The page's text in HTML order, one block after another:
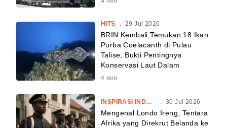
HITS . 29 Jul 2026
BRIN Kembali Temukan 18 Ikan
Purba Coelacanth di Pulau
Talise, Bukti Pentingnya
Konservasi Laut Dalam
4 min
INSPIRASI INDONESIA 30 Jul 2026
Mengenal Londo Ireng, Tentara
Afrika yang Direkrut Belanda ke